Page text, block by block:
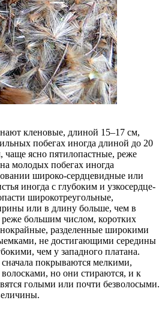
кленовые, длиной 15–17 см,
побегах иногда длиной до 20
ясно пятилопастные, реже
молодых побегах иногда
широко-сердцевидные или
иногда с глубоким и узкосердце­
широкотреу­гольные,
или в длину больше, чем в
большим числом, коротких
разделенные широкими
не достигающими середины
чем у западного платана.
покрываются мелкими,
но они стираются, и к
голыми или почти безволосыми.